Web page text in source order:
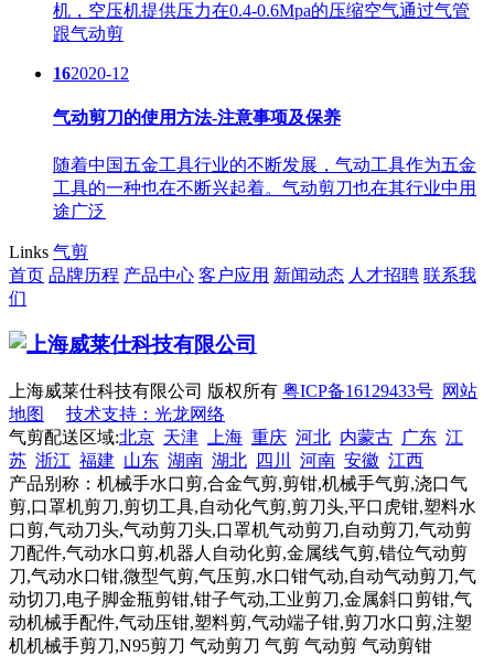
机，空压机提供压力在0.4-0.6Mpa的压缩空气通过气管
跟气动剪
162020-12
气动剪刀的使用方法-注意事项及保养
随着中国五金工具行业的不断发展，气动工具作为五金
工具的一种也在不断兴起着。气动剪刀也在其行业中用
途广泛
Links 气剪
首页 品牌历程 产品中心 客户应用 新闻动态 人才招聘 联系我
们
上海威莱仕科技有限公司 版权所有 粤ICP备16129433号 网站
地图
技术支持：光龙网络
气剪配送区域:北京 天津 上海 重庆 河北 内蒙古 广东 江
苏 浙江 福建 山东 湖南 湖北 四川 河南 安徽 江西
产品别称：机械手水口剪,合金气剪,剪钳,机械手气剪,浇口气
剪,口罩机剪刀,剪切工具,自动化气剪,剪刀头,平口虎钳,塑料水
口剪,气动刀头,气动剪刀头,口罩机气动剪刀,自动剪刀,气动剪
刀配件,气动水口剪,机器人自动化剪,金属线气剪,错位气动剪
刀,气动水口钳,微型气剪,气压剪,水口钳气动,自动气动剪刀,气
动切刀,电子脚金瓶剪钳,钳子气动,工业剪刀,金属斜口剪钳,气
动机械手配件,气动压钳,塑料剪,气动端子钳,剪刀水口剪,注塑
机机械手剪刀,N95剪刀 气动剪刀 气剪 气动剪 气动剪钳